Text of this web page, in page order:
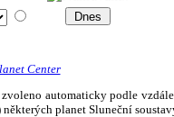
Center
automaticky podle
planet Sluneční